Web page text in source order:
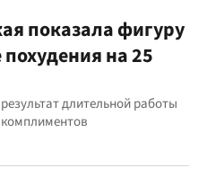
показала фигуру
на 25
длительной работы